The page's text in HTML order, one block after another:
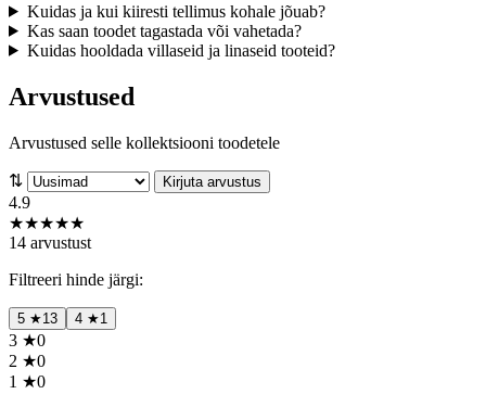
Kuidas ja kui kiiresti tellimus kohale jõuab?
Kas saan toodet tagastada või vahetada?
Kuidas hooldada villaseid ja linaseid tooteid?
Arvustused
Arvustused selle kollektsiooni toodetele
⇅ Kirjuta arvustus
4.9
★★★★★
14 arvustust
Filtreeri hinde järgi:
5 ★13 4 ★1
3 ★0
2 ★0
1 ★0